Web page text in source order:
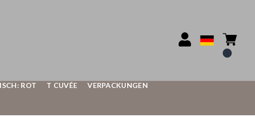
ROT T CUVÉE VERPACKUNGEN